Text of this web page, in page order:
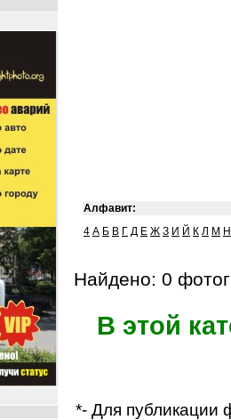
Алфавит:
4 А Б В Г Д Е Ж З И Й К Л М Н
Найдено: 0
В этой
*- Для публикации